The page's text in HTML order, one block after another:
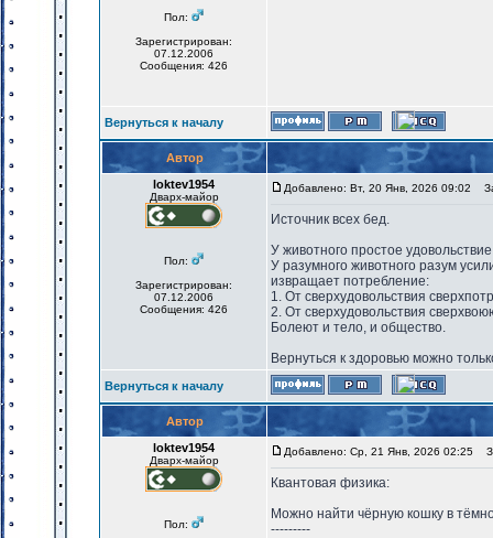
Пол:
Зарегистрирован:
07.12.2006
Сообщения: 426
Вернуться к началу
Автор
loktev1954
Дварх-майор
Пол:
Зарегистрирован:
07.12.2006
Сообщения: 426
Добавлено: Вт, 20 Янв, 2026 09:02
Источник всех бед.
У животного простое
У разумного животного разум
извращает потребление:
1. От сверхудовольствия
2. От сверхудовольствия
Болеют и тело, и общество.
Вернуться к здоровью можно
Вернуться к началу
Автор
loktev1954
Дварх-майор
Пол:
Добавлено: Ср, 21 Янв, 2026 02:25
Квантовая физика:
Можно найти чёрную кошку в
---------